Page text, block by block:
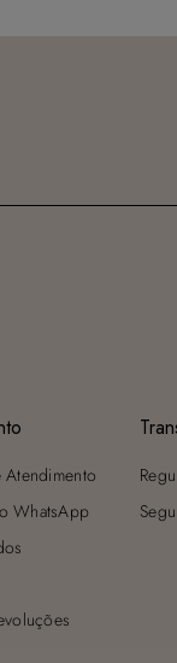
secadora.
Lave as peças
manter as cores
WhatsApp